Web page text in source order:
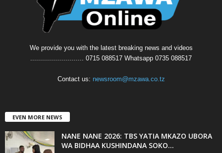
We provide you with the latest breaking news and videos
........................... 0715 088517 Whatsapp 0735 088517
Contact us: newsroom@mzawa.co.tz
EVEN MORE NEWS
NANE NANE 2026: TBS YATIA MKAZO UBORA
WA BIDHAA KUSHINDANA SOKO...